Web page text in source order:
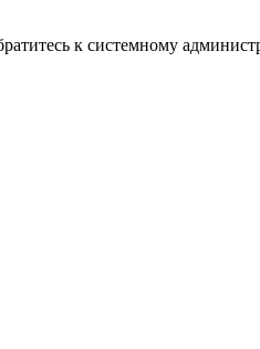
к системному